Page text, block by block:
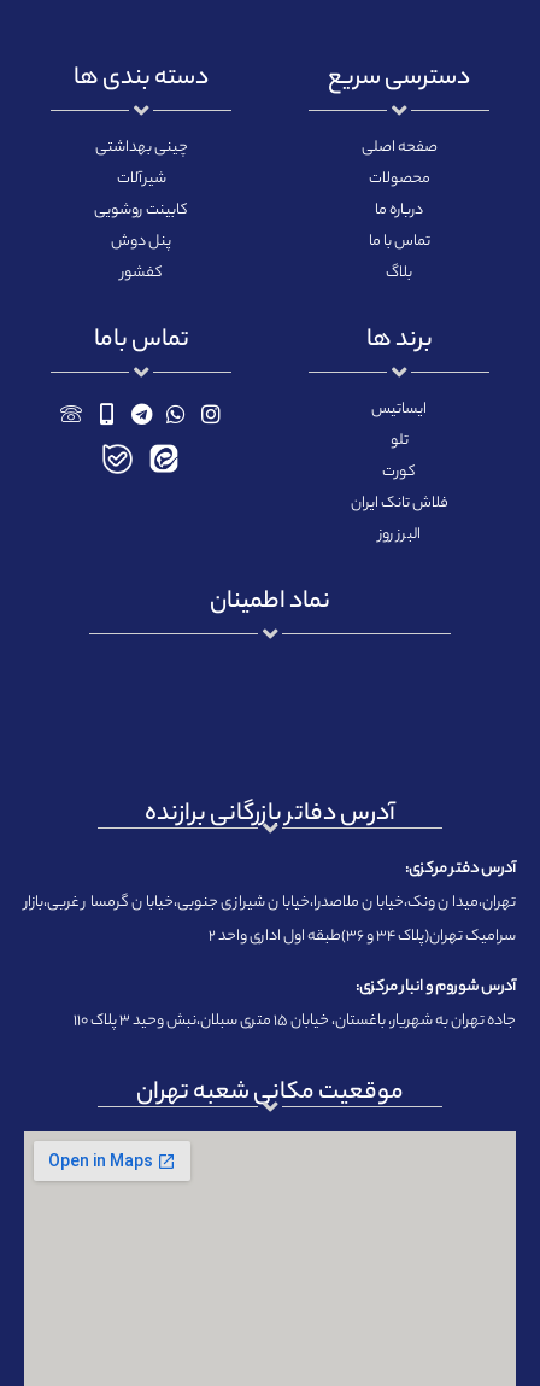
دسترسی سریع
صفحه اصلی
محصولات
درباره ما
تماس با ما
بلاگ
دسته بندی ها
چینی بهداشتی
شیرآلات
کابینت روشویی
پنل دوش
کفشور
برند ها
ایساتیس
تلو
کورت
فلاش تانک ایران
البرز روز
تماس باما
نماد اطمینان
آدرس دفاتر بازرگانی برازنده
آدرس دفتر مرکزی:
تهران،میدان ونک،خیابان ملاصدرا،خیابان شیرازی جنوبی،خیابان گرمسار غربی،بازار
سرامیک تهران(پلاک ۳۴ و ۳۶)طبقه اول اداری واحد ۲
آدرس شوروم و انبار مرکزی:
جاده تهران به شهریار، باغستان، خیابان ۱۵ متری سبلان،نبش وحید ۳ پلاک ۱۱۰
موقعیت مکانی شعبه تهران